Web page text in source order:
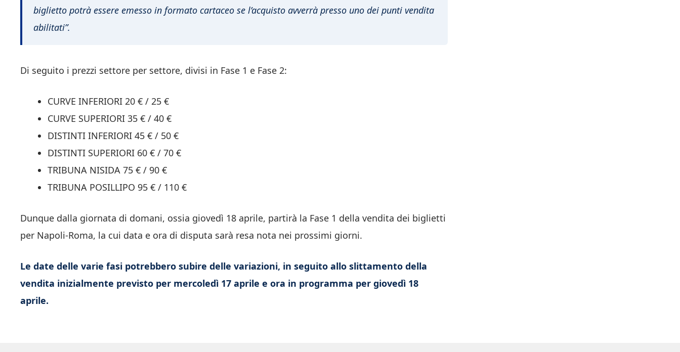
biglietto potrà essere emesso in formato cartaceo se l’acquisto avverrà presso uno dei punti vendita
abilitati”.
Di seguito i prezzi settore per settore, divisi in Fase 1 e Fase 2:
CURVE INFERIORI 20 € / 25 €
CURVE SUPERIORI 35 € / 40 €
DISTINTI INFERIORI 45 € / 50 €
DISTINTI SUPERIORI 60 € / 70 €
TRIBUNA NISIDA 75 € / 90 €
TRIBUNA POSILLIPO 95 € / 110 €
Dunque dalla giornata di domani, ossia giovedì 18 aprile, partirà la Fase 1 della vendita dei biglietti
per Napoli-Roma, la cui data e ora di disputa sarà resa nota nei prossimi giorni.
Le date delle varie fasi potrebbero subire delle variazioni, in seguito allo slittamento della
vendita inizialmente previsto per mercoledì 17 aprile e ora in programma per giovedì 18
aprile.